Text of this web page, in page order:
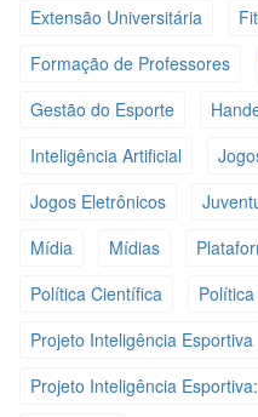
Extensão Universitária
Formação de Professores
Gestão do Esporte
Inteligência Artificial
Jogos Eletrônicos
Mídia
Mídias
Política Científica
Projeto Inteligência Esportiva
Projeto Inteligência